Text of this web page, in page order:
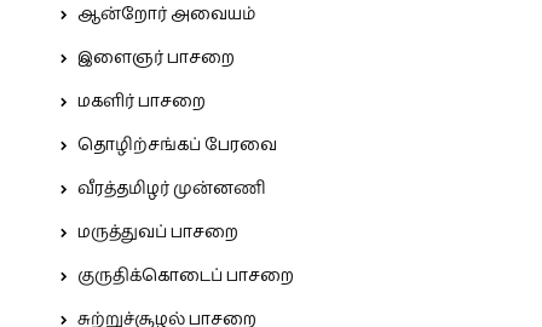
ஆன்றோர் அவையம்
இளைஞர் பாசறை
மகளிர் பாசறை
தொழிற்சங்கப் பேரவை
வீரத்தமிழர் முன்னணி
மருத்துவப் பாசறை
குருதிக்கொடைப் பாசறை
சுற்றுச்சூழல் பாசறை